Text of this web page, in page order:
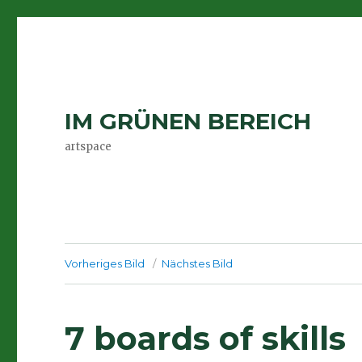
IM GRÜNEN BEREICH
artspace
Vorheriges Bild Nächstes Bild
7 boards of skills